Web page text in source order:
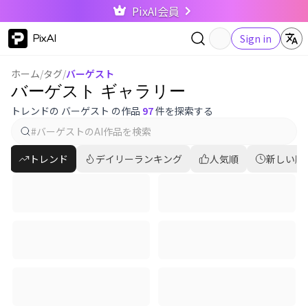
PixAI会員
PixAI Sign in
ホーム/タグ/バーゲスト
バーゲスト ギャラリー
トレンドの バーゲスト の作品 97件を探索する
トレンド デイリーランキング 人気順 新しい順